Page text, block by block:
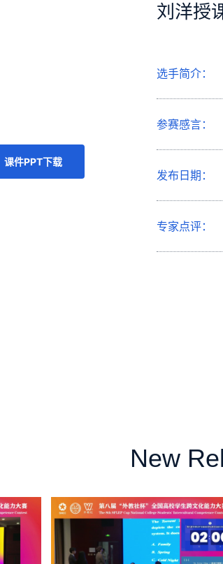
课件PPT下载
刘洋授
选手简介：
参赛感言：
发布日期：
专家点评：
New